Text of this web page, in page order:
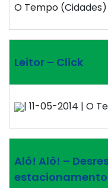
O Tempo (Cidades)
Leitor – Click
| 11-05-2014 | O
Alô! Alô! –
estacionamento